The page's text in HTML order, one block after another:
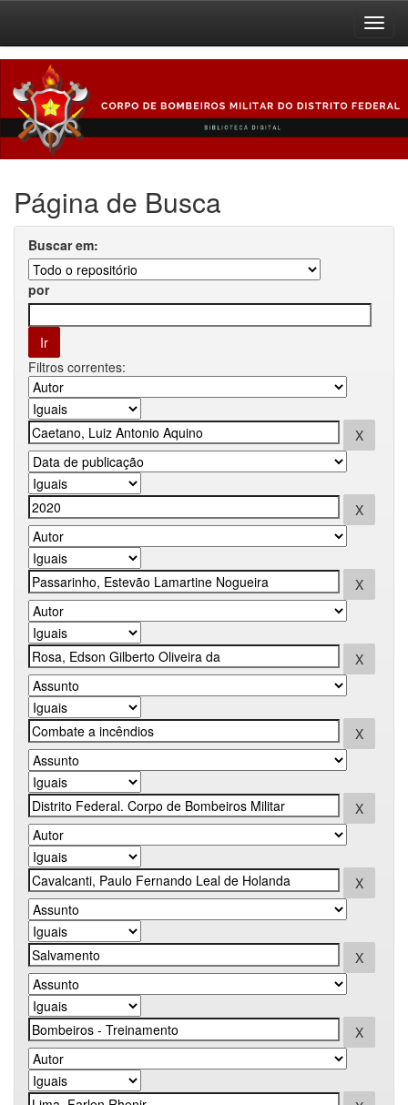
navigation
Página de Busca
Buscar em:
por
Filtros correntes: